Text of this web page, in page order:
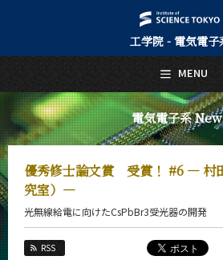
工学院 - 電気電子
電気電子系
優秀修士論文賞 受賞！ #6 ― 村
究室）―
光無線給電に向けたCsPbBr3受光器の開発
RSS
MENU
日本語
トップページ
Top Page
電気電子系について
About Us
教育
Education
教員・研究室